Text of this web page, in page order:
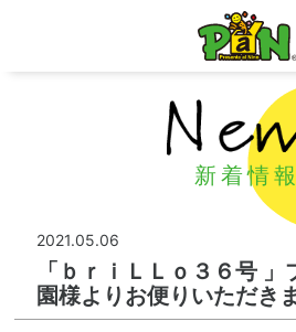
子育て・ファミリー層向け販促・全国エリアの
園にてサンプリング・プロモーションを実施
新着情報
2021.05.06
「ｂｒｉＬＬｏ３６号
園様よりお便りいただ